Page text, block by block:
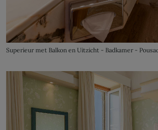
Superieur met Balkon en Uitzicht -